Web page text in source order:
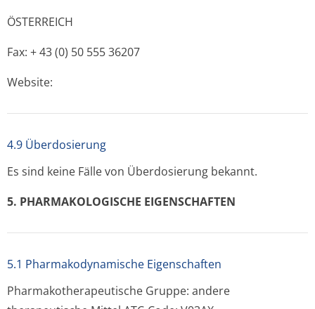
ÖSTERREICH
Fax: + 43 (0) 50 555 36207
Website:
4.9 Überdosierung
Es sind keine Fälle von Überdosierung bekannt.
5. PHARMAKOLO­GISCHE EIGENSCHAFTEN
5.1 Pharmakodynamische Eigenschaften
Pharmakothera­peutische Gruppe: andere